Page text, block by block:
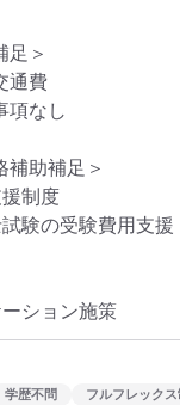
足＞
通費
項なし
補助補足＞
制度
験の受験費用支援
ション施策
学歴不問
フルフレックス